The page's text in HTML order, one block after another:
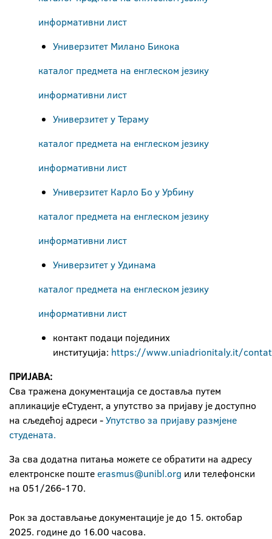
информативни лист
Универзитет Милано Бикока
каталог предмета на енглеском језику
информативни лист
Универзитет у Тераму
каталог предмета на енглеском језику
информативни лист
Универзитет Карло Бо у Урбину
каталог предмета на енглеском језику
информативни лист
Универзитет у Удинама
каталог предмета на енглеском језику
информативни лист
контакт подаци појединих
институција: https://www.uniadrionitaly.it/
ПРИЈАВА:
Сва тражена документација се доставља путем
апликације еСтудент, а упутство за пријаву је доступно
на сљедећој адреси -Упутство за пријаву размјене
студената.
За сва додатна питања можете се обратити на адресу
електронске поште erasmus@unibl.org или телефонски
на 051/266-170.
Рок за достављање документације је до 15. октобар
2025. године до 16.00 часова.